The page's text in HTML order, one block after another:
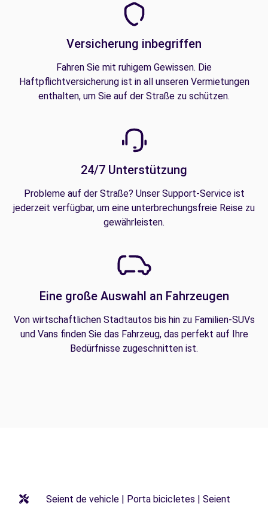
Versicherung inbegriffen
Fahren Sie mit ruhigem Gewissen. Die
Haftpflichtversicherung ist in all unseren Vermietungen
enthalten, um Sie auf der Straße zu schützen.
24/7 Unterstützung
Probleme auf der Straße? Unser Support-Service ist
jederzeit verfügbar, um eine unterbrechungsfreie Reise zu
gewährleisten.
Eine große Auswahl an Fahrzeugen
Von wirtschaftlichen Stadtautos bis hin zu Familien-SUVs
und Vans finden Sie das Fahrzeug, das perfekt auf Ihre
Bedürfnisse zugeschnitten ist.
Seient de vehicle | Porta bicicletes | Seient